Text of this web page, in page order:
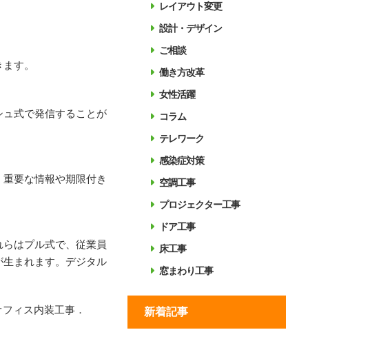
す。
式で発信することが
要な情報や期限付き
はプル式で、従業員
まれます。デジタル
ィス内装工事．
レイアウト変更
設計・デザイン
ご相談
働き方改革
女性活躍
コラム
テレワーク
感染症対策
空調工事
プロジェクター工事
ドア工事
床工事
窓まわり工事
新着記事